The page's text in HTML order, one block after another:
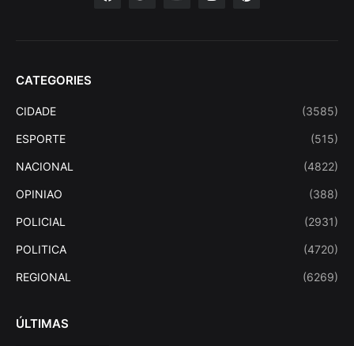
CATEGORIES
CIDADE (3585)
ESPORTE (515)
NACIONAL (4822)
OPINIAO (388)
POLICIAL (2931)
POLITICA (4720)
REGIONAL (6269)
ÚLTIMAS